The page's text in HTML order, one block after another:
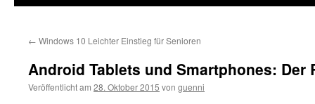
← Windows 10 Leichter Einstieg für Senioren
Android Tablets und Smartphones: Der
Veröffentlicht am 28. Oktober 2015 von guenni